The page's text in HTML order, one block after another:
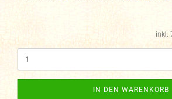
inkl.
IN DEN WARENKORB